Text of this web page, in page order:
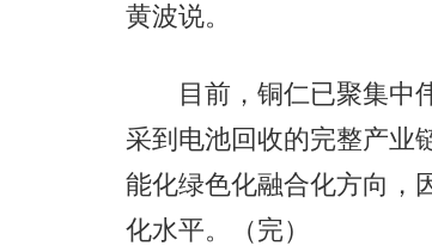
黄波说。
目前，铜仁已聚集中伟
采到电池回收的完整产业
能化绿色化融合化方向，
化水平。（完）